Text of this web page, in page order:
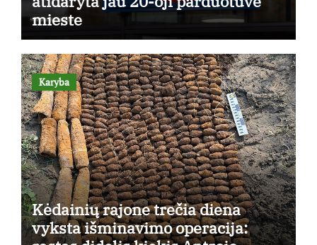
mieste
Karyba
Kėdainių rajone trečia diena
vyksta išminavimo operacija: